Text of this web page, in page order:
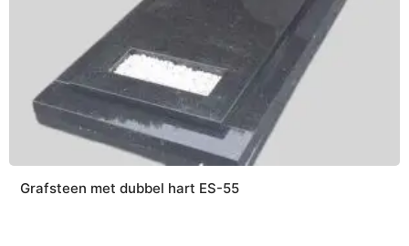
Grafsteen met dubbel hart ES-55